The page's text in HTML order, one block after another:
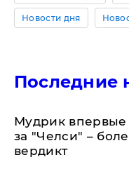
Новости дня
Последние
Мудрик впервые
за "Челси" –
вердикт